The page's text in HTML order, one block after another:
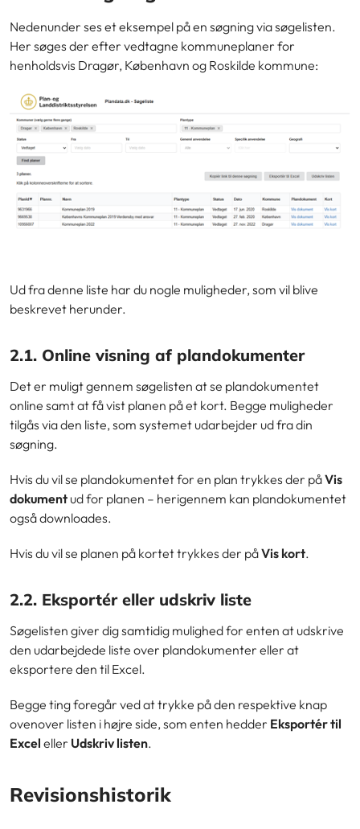
Nedenunder ses et eksempel på en søgning via søgelisten.
Her søges der efter vedtagne kommuneplaner for
henholdsvis Dragør, København og Roskilde kommune:
Ud fra denne liste har du nogle muligheder, som vil blive
beskrevet herunder.
2.1. Online visning af plandokumenter
Det er muligt gennem søgelisten at se plandokumentet
online samt at få vist planen på et kort. Begge muligheder
tilgås via den liste, som systemet udarbejder ud fra din
søgning.
Hvis du vil se plandokumentet for en plan trykkes der påVis
dokument ud for planen – herigennem kan plandokumentet
også downloades.
Hvis du vil se planen på kortet trykkes der påVis kort.
2.2. Eksportér eller udskriv liste
Søgelisten giver dig samtidig mulighed for enten at udskrive
den udarbejdede liste over plandokumenter eller at
eksportere den til Excel.
Begge ting foregår ved at trykke på den respektive knap
ovenover listen i højre side, som enten hedder Eksportér til
Excel eller Udskriv listen.
Revisionshistorik